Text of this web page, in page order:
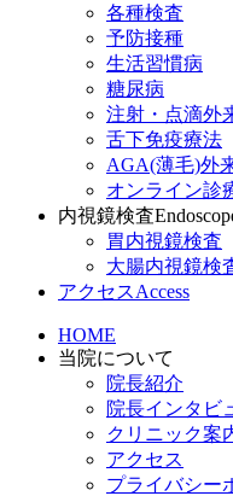
各種検査
予防接種
生活習慣病
糖尿病
注射・点滴外
舌下免疫療法
AGA(薄毛)外
オンライン診
内視鏡検査
胃内視鏡検査
大腸内視鏡検
アクセスAccess
HOME
当院について
院長紹介
院長インタビ
クリニック案
アクセス
プライバシー